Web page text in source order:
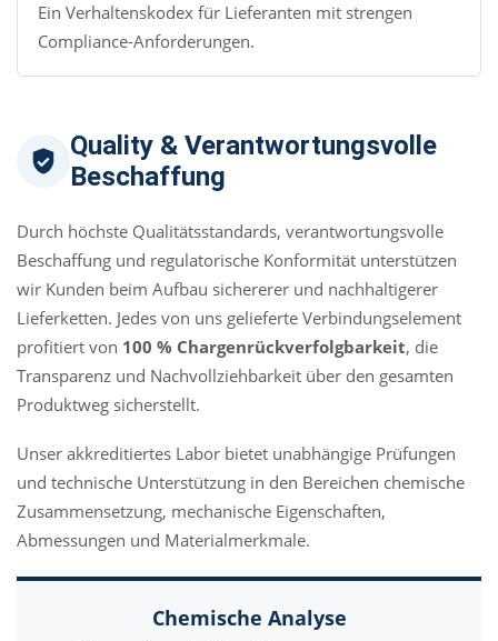
Ein Verhaltenskodex für Lieferanten mit strengen
Compliance-Anforderungen.
Quality & Verantwortungsvolle
Beschaffung
Durch höchste Qualitätsstandards, verantwortungsvolle
Beschaffung und regulatorische Konformität unterstützen
wir Kunden beim Aufbau sichererer und nachhaltigerer
Lieferketten. Jedes von uns gelieferte Verbindungselement
profitiert von 100 % Chargenrückverfolgbarkeit, die
Transparenz und Nachvollziehbarkeit über den gesamten
Produktweg sicherstellt.
Unser akkreditiertes Labor bietet unabhängige Prüfungen
und technische Unterstützung in den Bereichen chemische
Zusammensetzung, mechanische Eigenschaften,
Abmessungen und Materialmerkmale.
Chemische Analyse